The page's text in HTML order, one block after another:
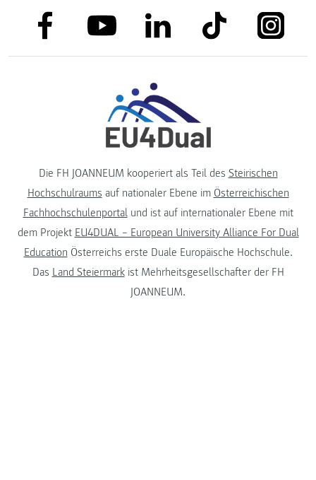
link to facebooklink to youtubelink to linkedinlink to tiktok
Die FH JOANNEUM kooperiert als Teil des Steirischen
Hochschulraums auf nationaler Ebene im Österreichischen
Fachhochschulenportalund ist auf internationaler Ebene mit
dem Projekt EU4DUAL – European University Alliance For Dual
Education Österreichs erste Duale Europäische Hochschule.
Das Land Steiermarkist Mehrheitsgesellschafter der FH
JOANNEUM.